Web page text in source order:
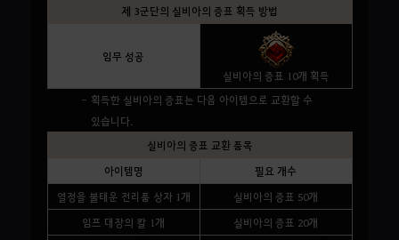
제 3군단의 실비아의 증표 획득 방법
임무 성공
실비아의 증표 10개 획득
획득한 실비아의 증표는 다음 아이템으로 교환할 수
있습니다.
실비아의 증표 교환 품목
아이템명
필요 개수
열정을 불태운 전리품 상자 1개
실비아의 증표 50개
임프 대장의 칼 1개
실비아의 증표 20개